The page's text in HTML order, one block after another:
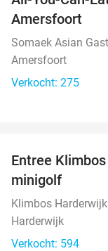
Amersfoort
Somaek Asian
Amersfoort
Verkocht: 275
Entree
minigolf
Klimbos Harderwijk
Harderwijk
Verkocht: 594